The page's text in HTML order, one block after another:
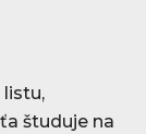
študuje na